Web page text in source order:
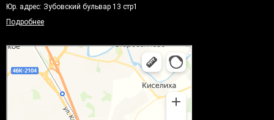
Юр. адрес: Зубовский бульвар 13 стр1
Подробнее